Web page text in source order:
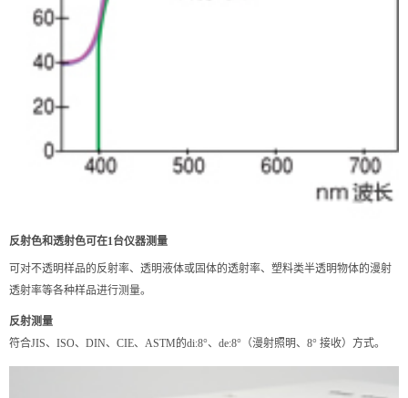
反射色和透射色可在1台仪器测量
可对不透明样品的反射率、透明液体或固体的透射率、塑料类半透明物体的漫射
透射率等各种样品进行测量。
反射测量
符合JIS、ISO、DIN、CIE、ASTM的di:8°、de:8°（漫射照明、8° 接收）方式。